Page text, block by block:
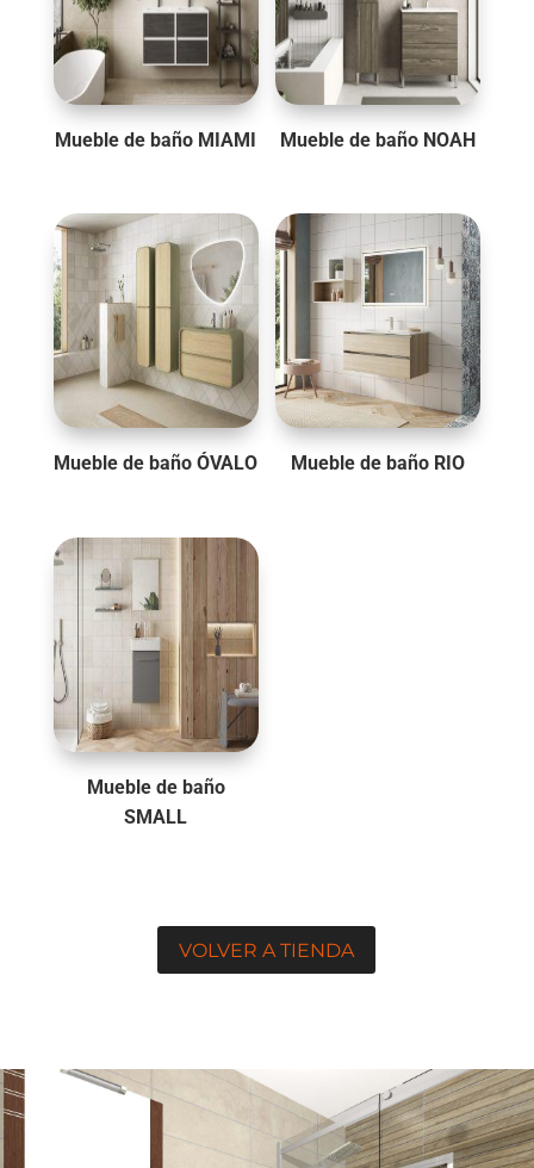
Mueble de baño MIAMI Mueble de baño NOAH
Mueble de baño ÓVALO Mueble de baño RIO
Mueble de baño
SMALL
VOLVER A TIENDA